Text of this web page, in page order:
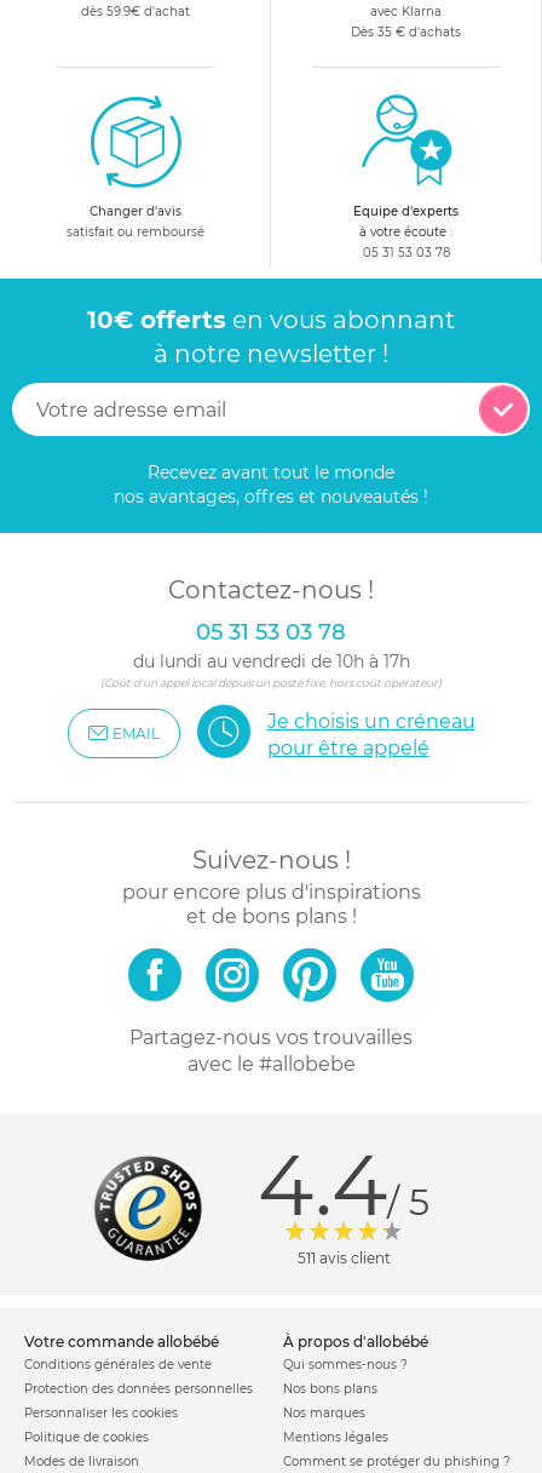
dès 59.9€ d'achat
avec Klarna
Dès 35 € d'achats
Changer d'avis
satisfait ou remboursé
Equipe d'experts
à votre écoute :
05 31 53 03 78
10€ offerts en vous abonnant
à notre newsletter !
Recevez avant tout le monde
nos avantages, offres et nouveautés !
Contactez-nous !
05 31 53 03 78
du lundi au vendredi de 10h à 17h
(Coût d'un appel local depuis un poste fixe, hors coût opérateur)
EMAIL
Je choisis un créneau
pour être appelé
Suivez-nous !
pour encore plus d'inspirations
et de bons plans !
Partagez-nous vos trouvailles
avec le #allobebe
4.4/ 5
511 avis client
votre commande allobébé
Conditions générales de vente
Protection des données personnelles
Personnaliser les cookies
Politique de cookies
Modes de livraison
à propos d'allobébé
Qui sommes-nous ?
Nos bons plans
Nos marques
Mentions légales
Comment se protéger du phishing ?